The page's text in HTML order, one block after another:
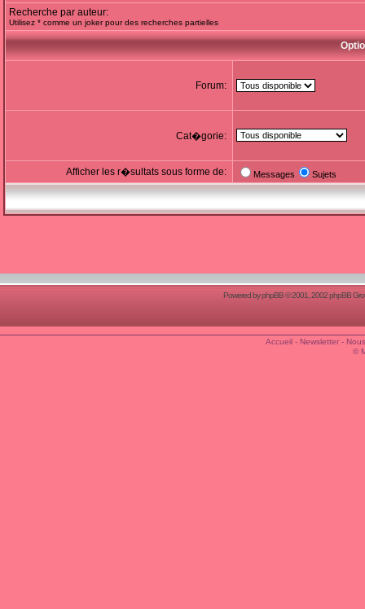
Recherche par auteur:
Utilisez * comme un joker pour des recherches partielles
Forum:
Cat�gorie:
Afficher les r�sultats sous forme de: Messages Sujets
Powered byphpBB© 2001, 2002 phpBB
Accueil- Newsletter-
©